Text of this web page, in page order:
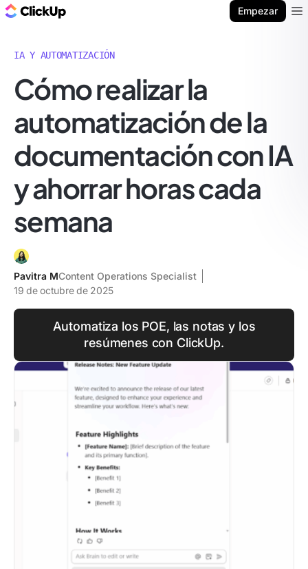
Empezar
IA Y AUTOMATIZACIÓN
Cómo realizar la
automatización de la
documentación con IA
y ahorrar horas cada
semana
Pavitra MContent Operations Specialist
19 de octubre de 2025
Automatiza los POE, las notas y los
resúmenes con ClickUp.